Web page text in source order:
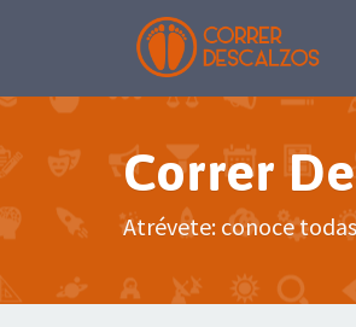
Correr
Atrévete: conoce